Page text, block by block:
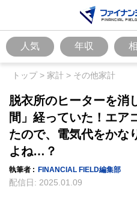
人気 年収
トップ> 家計 > その他家計
脱衣所のヒーターを消
間」経っていた！エア
たので、電気代をかな
よね…？
執筆者 : FINANCIAL FIELD編集部
配信日: 2025.01.09